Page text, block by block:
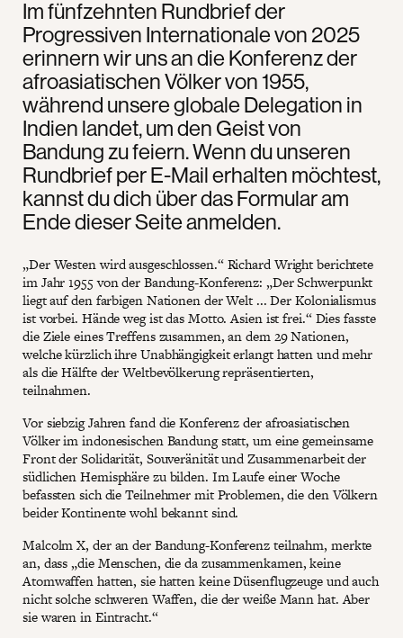
Im fünfzehnten Rundbrief der
Progressiven Internationale von 2025
erinnern wir uns an die Konferenz der
afroasiatischen Völker von 1955,
während unsere globale Delegation in
Indien landet, um den Geist von
Bandung zu feiern. Wenn du unseren
Rundbrief per E-Mail erhalten möchtest,
kannst du dich über das Formular am
Ende dieser Seite anmelden.
„Der Westen wird ausgeschlossen.“ Richard Wright berichtete
im Jahr 1955 von der Bandung-Konferenz: „Der Schwerpunkt
liegt auf den farbigen Nationen der Welt ... Der Kolonialismus
ist vorbei. Hände weg ist das Motto. Asien ist frei.“ Dies fasste
die Ziele eines Treffens zusammen, an dem 29 Nationen,
welche kürzlich ihre Unabhängigkeit erlangt hatten und mehr
als die Hälfte der Weltbevölkerung repräsentierten,
teilnahmen.
Vor siebzig Jahren fand die Konferenz der afroasiatischen
Völker im indonesischen Bandung statt, um eine gemeinsame
Front der Solidarität, Souveränität und Zusammenarbeit der
südlichen Hemisphäre zu bilden. Im Laufe einer Woche
befassten sich die Teilnehmer mit Problemen, die den Völkern
beider Kontinente wohl bekannt sind.
Malcolm X, der an der Bandung-Konferenz teilnahm, merkte
an, dass „die Menschen, die da zusammenkamen, keine
Atomwaffen hatten, sie hatten keine Düsenflugzeuge und auch
nicht solche schweren Waffen, die der weiße Mann hat. Aber
sie waren in Eintracht.“